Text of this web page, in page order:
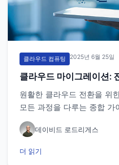
클라우드 컴퓨팅 2025년 6월 25일
클라우드 마이그레이션:
원활한 클라우드 전환을 위
모든 과정을 다루는 종합 가
데이비드 로드리게스
더 읽기